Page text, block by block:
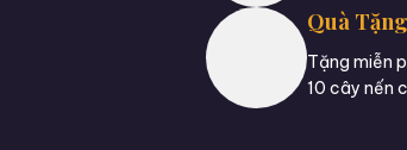
Quà
Tặng miễn
10 cây nến